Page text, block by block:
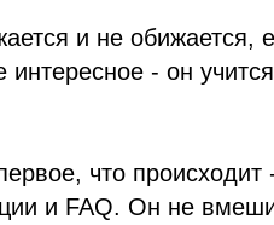
и не обижается,
- он
что
и FAQ. Он не